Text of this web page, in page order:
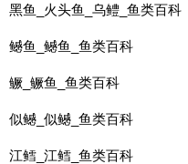
黑鱼_火头鱼_乌鳢_鱼类百科
鳡鱼_鳡鱼_鱼类百科
鳜_鳜鱼_鱼类百科
似鳡_似鳡_鱼类百科
江鳕_江鳕_鱼类百科